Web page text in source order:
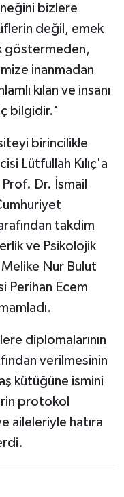
bizlere
değil, emek
göstermeden,
inanmadan
kılan ve insanı
bilgidir.'
birincilikle
Lütfullah Kılıç'a
Dr. İsmail
takdim
ve Psikolojik
Melike Nur Bulut
Perihan Ecem
diplomalarının
verilmesinin
kütüğüne ismini
protokol
aileleriyle hatıra